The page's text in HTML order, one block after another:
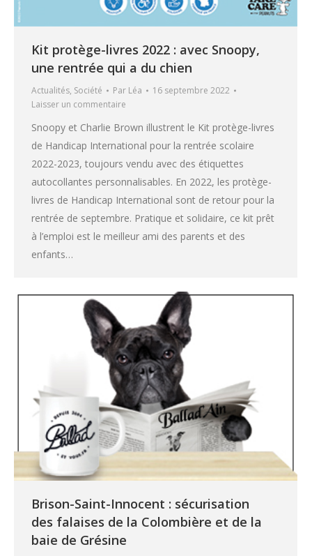
Kit protège-livres 2022 : avec Snoopy,
une rentrée qui a du chien
Actualités, Société Par Léa
16 septembre 2022
Laisser un commentaire
Snoopy et Charlie Brown illustrent le Kit protège-livres
de Handicap International pour la rentrée scolaire
2022-2023, toujours vendu avec des étiquettes
autocollantes personnalisables. En 2022, les protège-
livres de Handicap International sont de retour pour la
rentrée de septembre. Pratique et solidaire, ce kit prêt
à l’emploi est le meilleur ami des parents et des
enfants…
Brison-Saint-Innocent : sécurisation
des falaises de la Colombière et de la
baie de Grésine